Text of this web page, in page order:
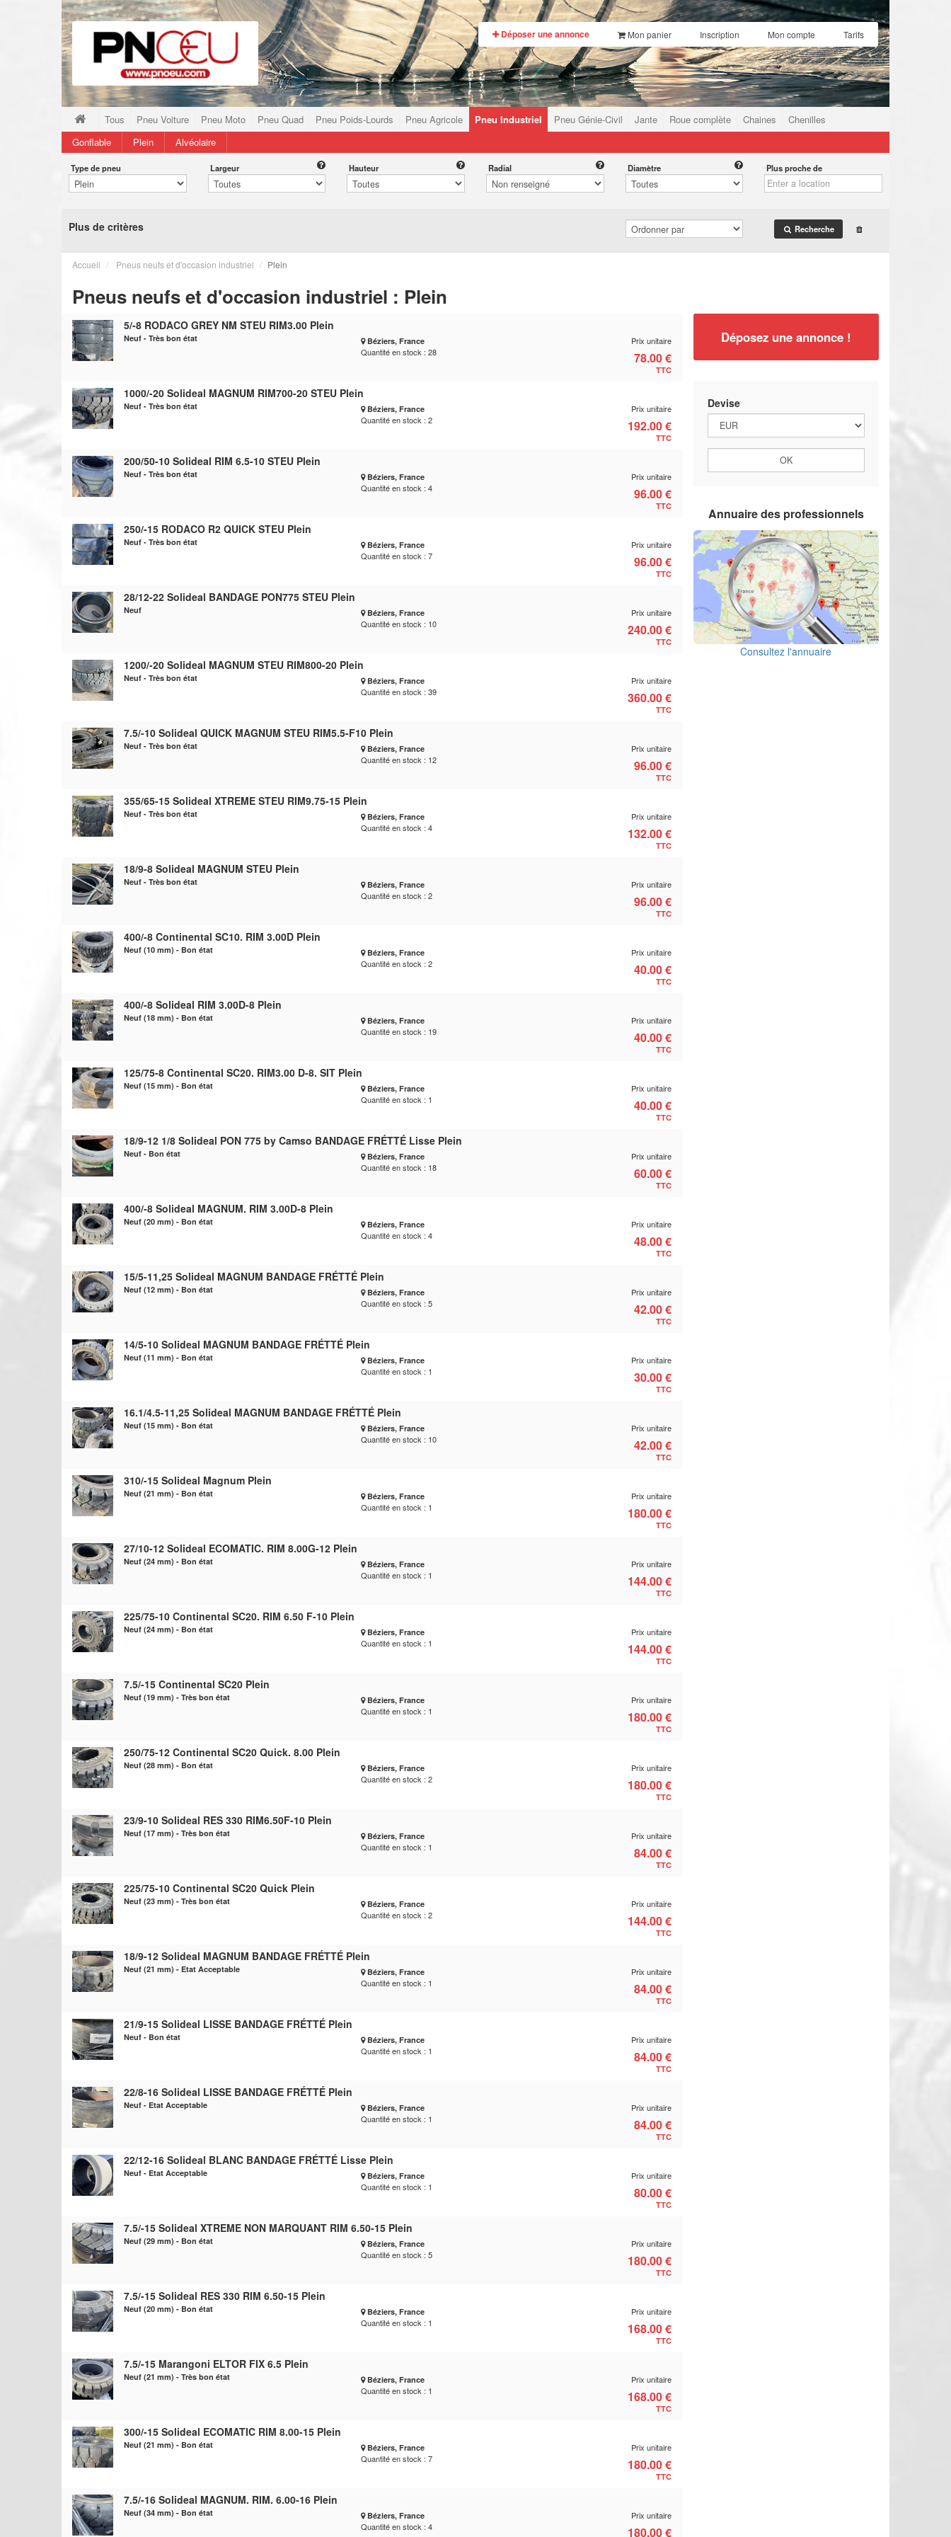
Déposer une annonce Mon panier Inscription Mon compte Tarifs
Tous Pneu Voiture Pneu Moto Pneu Quad Pneu Poids-Lourds Pneu Agricole Pneu Industriel Pneu Génie-Civil Jante Roue complète Chaines
Chenilles
Gonflable
Plein Alvéolaire
Type de pneu Largeur Hauteur Radial Diamètre Plus proche de
Plus de critères Recherche
Accueil Pneus neufs et d'occasion industriel Plein
Pneus neufs et d'occasion industriel : Plein
5/-8 RODACO GREY NM STEU RIM3.00 Plein
Neuf - Très bon état Béziers, France
Quantité en stock : 28
Prix unitaire
78.00 €
TTC
1000/-20 Solideal MAGNUM RIM700-20 STEU Plein
Neuf - Très bon état Béziers, France
Quantité en stock : 2
Prix unitaire
192.00 €
TTC
200/50-10 Solideal RIM 6.5-10 STEU Plein
Neuf - Très bon état Béziers, France
Quantité en stock : 4
Prix unitaire
96.00 €
TTC
250/-15 RODACO R2 QUICK STEU Plein
Neuf - Très bon état Béziers, France
Quantité en stock : 7
Prix unitaire
96.00 €
TTC
28/12-22 Solideal BANDAGE PON775 STEU Plein
Neuf Béziers, France
Quantité en stock : 10
Prix unitaire
240.00 €
TTC
1200/-20 Solideal MAGNUM STEU RIM800-20 Plein
Neuf - Très bon état Béziers, France
Quantité en stock : 39
Prix unitaire
360.00 €
TTC
7.5/-10 Solideal QUICK MAGNUM STEU RIM5.5-F10 Plein
Neuf - Très bon état Béziers, France
Quantité en stock : 12
Prix unitaire
96.00 €
TTC
355/65-15 Solideal XTREME STEU RIM9.75-15 Plein
Neuf - Très bon état Béziers, France
Quantité en stock : 4
Prix unitaire
132.00 €
TTC
18/9-8 Solideal MAGNUM STEU Plein
Neuf - Très bon état Béziers, France
Quantité en stock : 2
Prix unitaire
96.00 €
TTC
400/-8 Continental SC10. RIM 3.00D Plein
Neuf (10 mm) - Bon état Béziers, France
Quantité en stock : 2
Prix unitaire
40.00 €
TTC
400/-8 Solideal RIM 3.00D-8 Plein
Neuf (18 mm) - Bon état Béziers, France
Quantité en stock : 19
Prix unitaire
40.00 €
TTC
125/75-8 Continental SC20. RIM3.00 D-8. SIT Plein
Neuf (15 mm) - Bon état Béziers, France
Quantité en stock : 1
Prix unitaire
40.00 €
TTC
18/9-12 1/8 Solideal PON 775 by Camso BANDAGE FRÉTTÉ Lisse Plein
Neuf - Bon état Béziers, France
Quantité en stock : 18
Prix unitaire
60.00 €
TTC
400/-8 Solideal MAGNUM. RIM 3.00D-8 Plein
Neuf (20 mm) - Bon état Béziers, France
Quantité en stock : 4
Prix unitaire
48.00 €
TTC
15/5-11,25 Solideal MAGNUM BANDAGE FRÉTTÉ Plein
Neuf (12 mm) - Bon état Béziers, France
Quantité en stock : 5
Prix unitaire
42.00 €
TTC
14/5-10 Solideal MAGNUM BANDAGE FRÉTTÉ Plein
Neuf (11 mm) - Bon état Béziers, France
Quantité en stock : 1
Prix unitaire
30.00 €
TTC
16.1/4.5-11,25 Solideal MAGNUM BANDAGE FRÉTTÉ Plein
Neuf (15 mm) - Bon état Béziers, France
Quantité en stock : 10
Prix unitaire
42.00 €
TTC
310/-15 Solideal Magnum Plein
Neuf (21 mm) - Bon état Béziers, France
Quantité en stock : 1
Prix unitaire
180.00 €
TTC
27/10-12 Solideal ECOMATIC. RIM 8.00G-12 Plein
Neuf (24 mm) - Bon état Béziers, France
Quantité en stock : 1
Prix unitaire
144.00 €
TTC
225/75-10 Continental SC20. RIM 6.50 F-10 Plein
Neuf (24 mm) - Bon état Béziers, France
Quantité en stock : 1
Prix unitaire
144.00 €
TTC
7.5/-15 Continental SC20 Plein
Neuf (19 mm) - Très bon état Béziers, France
Quantité en stock : 1
Prix unitaire
180.00 €
TTC
250/75-12 Continental SC20 Quick. 8.00 Plein
Neuf (28 mm) - Bon état Béziers, France
Quantité en stock : 2
Prix unitaire
180.00 €
TTC
23/9-10 Solideal RES 330 RIM6.50F-10 Plein
Neuf (17 mm) - Très bon état Béziers, France
Quantité en stock : 1
Prix unitaire
84.00 €
TTC
225/75-10 Continental SC20 Quick Plein
Neuf (23 mm) - Très bon état Béziers, France
Quantité en stock : 2
Prix unitaire
144.00 €
TTC
18/9-12 Solideal MAGNUM BANDAGE FRÉTTÉ Plein
Neuf (21 mm) - Etat Acceptable Béziers, France
Quantité en stock : 1
Prix unitaire
84.00 €
TTC
21/9-15 Solideal LISSE BANDAGE FRÉTTÉ Plein
Neuf - Bon état Béziers, France
Quantité en stock : 1
Prix unitaire
84.00 €
TTC
22/8-16 Solideal LISSE BANDAGE FRÉTTÉ Plein
Neuf - Etat Acceptable Béziers, France
Quantité en stock : 1
Prix unitaire
84.00 €
TTC
22/12-16 Solideal BLANC BANDAGE FRÉTTÉ Lisse Plein
Neuf - Etat Acceptable Béziers, France
Quantité en stock : 1
Prix unitaire
80.00 €
TTC
7.5/-15 Solideal XTREME NON MARQUANT RIM 6.50-15 Plein
Neuf (29 mm) - Bon état Béziers, France
Quantité en stock : 5
Prix unitaire
180.00 €
TTC
7.5/-15 Solideal RES 330 RIM 6.50-15 Plein
Neuf (20 mm) - Bon état Béziers, France
Quantité en stock : 1
Prix unitaire
168.00 €
TTC
7.5/-15 Marangoni ELTOR FIX 6.5 Plein
Neuf (21 mm) - Très bon état Béziers, France
Quantité en stock : 1
Prix unitaire
168.00 €
TTC
300/-15 Solideal ECOMATIC RIM 8.00-15 Plein
Neuf (21 mm) - Bon état Béziers, France
Quantité en stock : 7
Prix unitaire
180.00 €
TTC
7.5/-16 Solideal MAGNUM. RIM. 6.00-16 Plein
Neuf (34 mm) - Bon état Béziers, France
Quantité en stock : 4
Prix unitaire
180.00 €
Déposez une annonce !
Devise
Annuaire des professionnels
Consultez l'annuaire